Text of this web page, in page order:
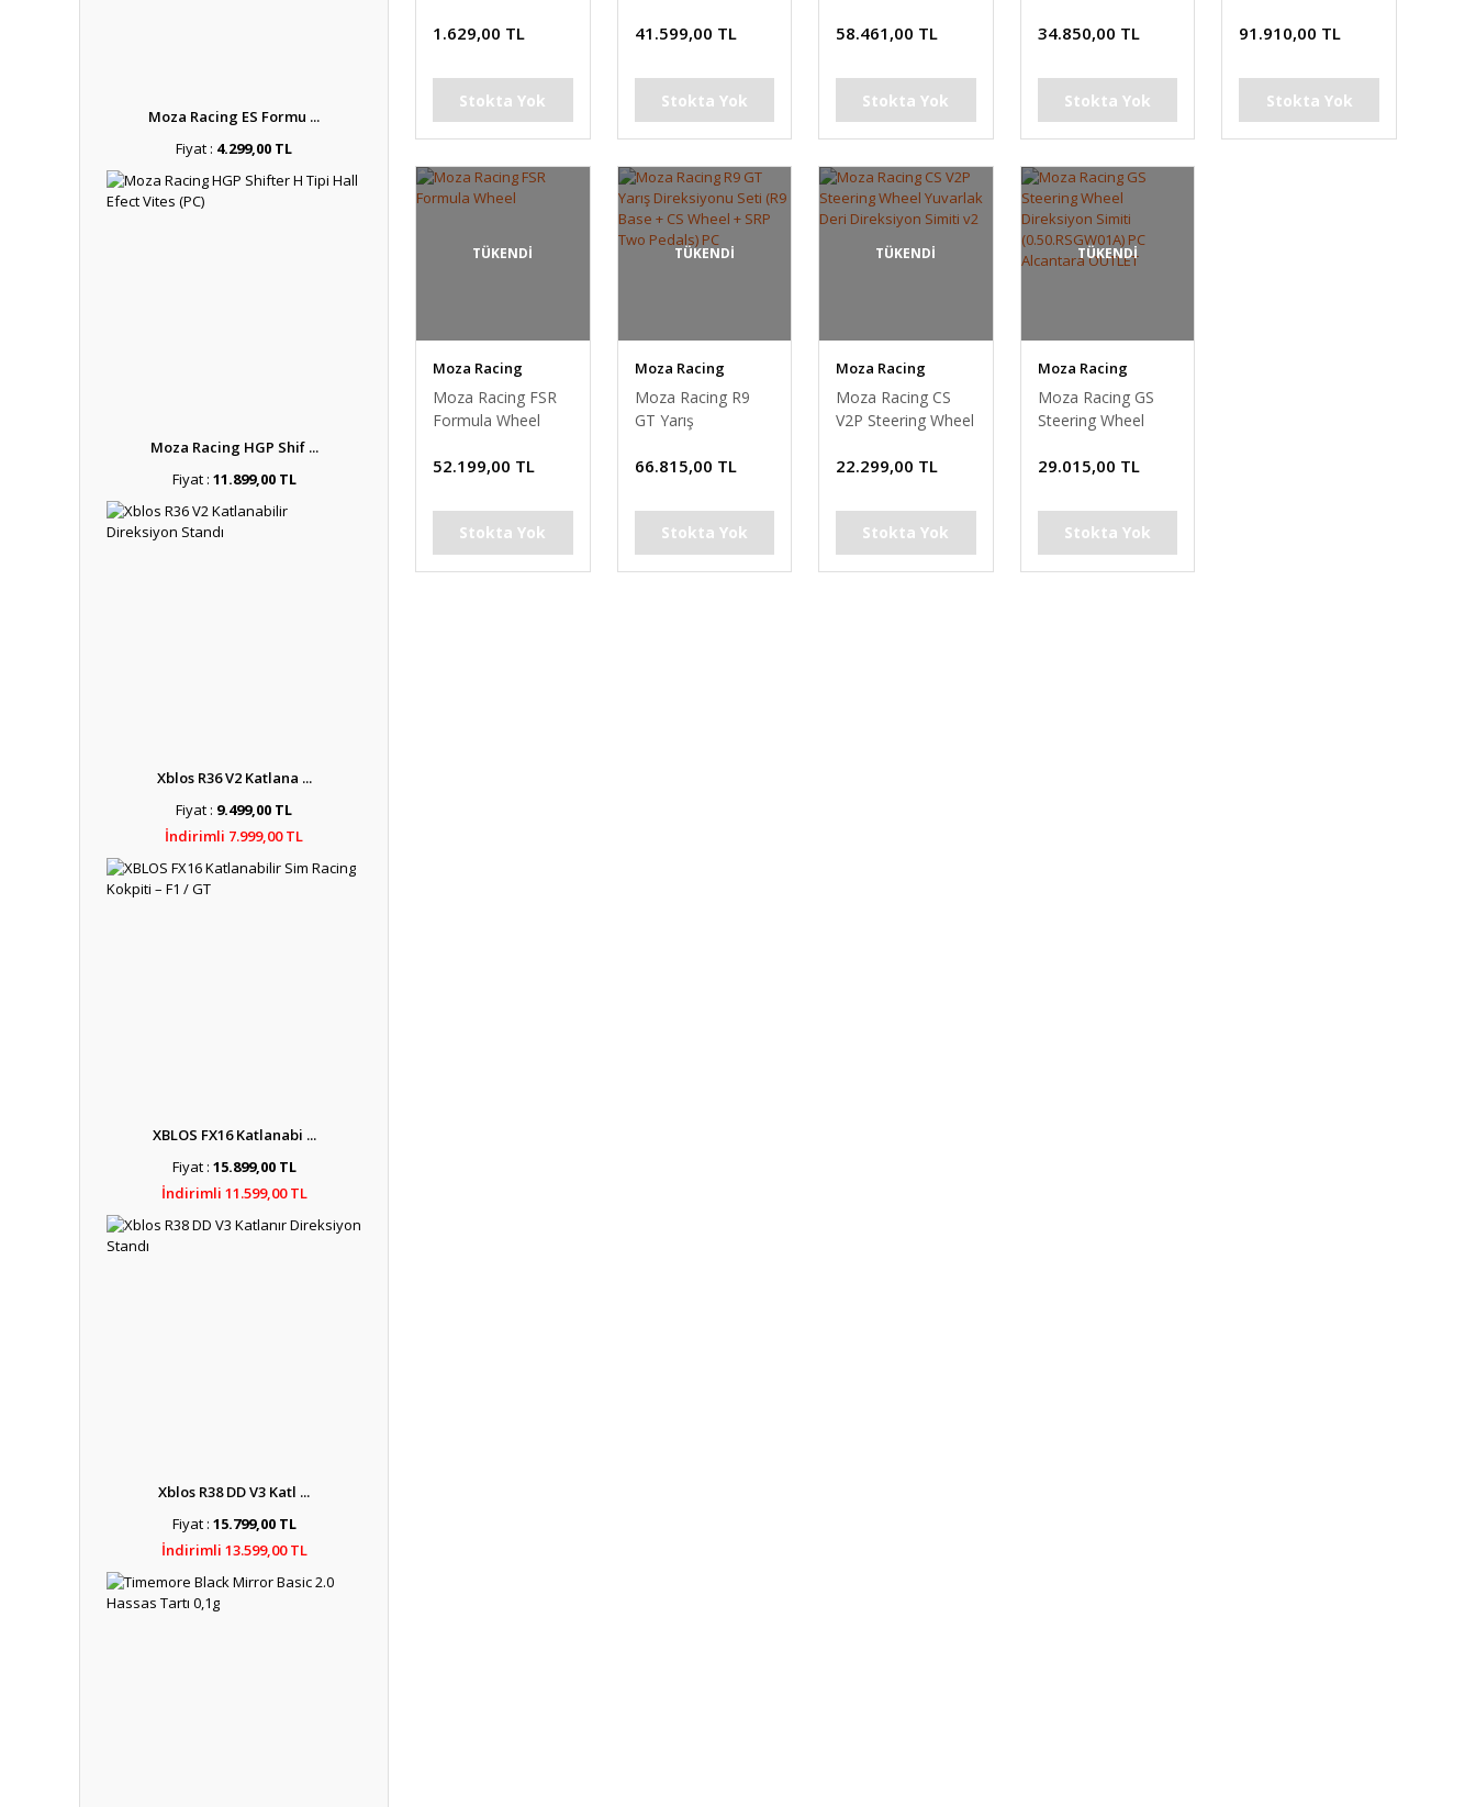
Moza Racing ES Formu ...
Fiyat : 4.299,00 TL
Moza Racing HGP Shif ...
Fiyat : 11.899,00 TL
Xblos R36 V2 Katlana ...
Fiyat : 9.499,00 TL
İndirimli 7.999,00 TL
XBLOS FX16 Katlanabi ...
Fiyat : 15.899,00 TL
İndirimli 11.599,00 TL
Xblos R38 DD V3 Katl ...
Fiyat : 15.799,00 TL
İndirimli 13.599,00 TL
1.629,00 TL
Stokta Yok
41.599,00 TL
Stokta Yok
Direksiyon Simiti
58.461,00 TL
Stokta Yok
Dahil (GTC-C)
34.850,00 TL
Stokta Yok
Wheel v2 + CRP
91.910,00 TL
Stokta Yok
TÜKENDİ
Moza Racing
Moza Racing FSR
Formula Wheel
52.199,00 TL
Stokta Yok
TÜKENDİ
Moza Racing
Moza Racing R9
GT Yarış
(R9 Base + CS
Pedals) PC
66.815,00 TL
Stokta Yok
TÜKENDİ
Moza Racing
Moza Racing CS
V2P Steering Wheel
Direksiyon Simiti v2
22.299,00 TL
Stokta Yok
TÜKENDİ
Moza Racing
Moza Racing GS
Steering Wheel
(0.50.RSGW01A) PC
29.015,00 TL
Stokta Yok